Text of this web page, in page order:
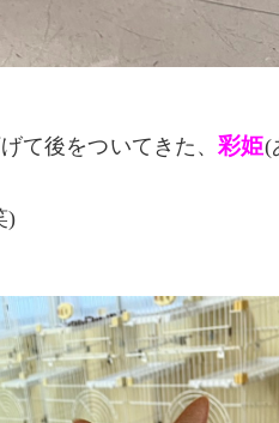
て後をついてきた、彩姫(
)